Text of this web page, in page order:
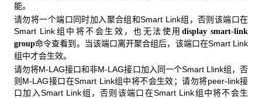
能。
请勿将一个端口同时加入聚合组和Smart Link组，否则该端口在
Smart Link组中将不会生效，也无法使用 display smart-link
group命令查看到。当该端口离开聚合组后，该端口在Smart Link
组中才会生效。
请勿将M-LAG接口和非M-LAG接口加入同一个Smart Llink组，否
则M-LAG接口在Smart Link组中将不会生效；请勿将peer-link接
口加入Smart Link组，否则该端口在Smart Link组中将不会生